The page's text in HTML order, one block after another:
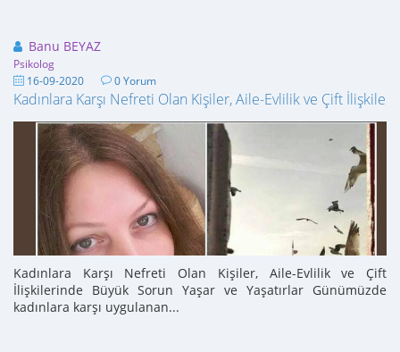
Banu BEYAZ
Psikolog
16-09-2020 0 Yorum
Kadınlara Karşı Nefreti Olan Kişiler, Aile-Evlilik ve Çift
Kadınlara Karşı Nefreti Olan Kişiler, Aile-Evlilik ve Çift
İlişkilerinde Büyük Sorun Yaşar ve Yaşatırlar Günümüzde
kadınlara karşı uygulanan...